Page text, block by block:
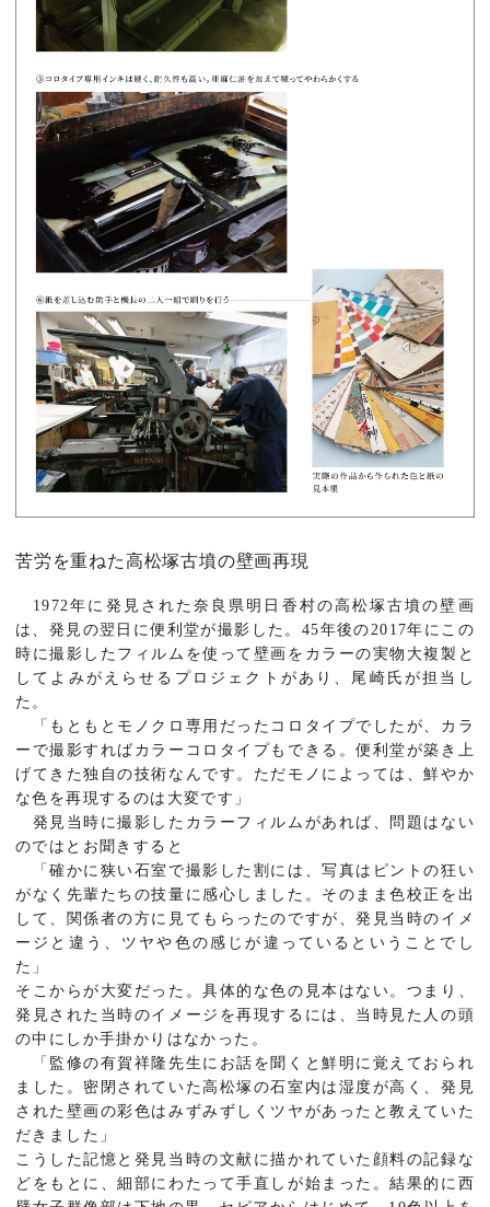
苦労を重ねた高松塚古墳の壁画再現
1972年に発見された奈良県明日香村の高松塚古墳の壁画
は、発見の翌日に便利堂が撮影した。45年後の2017年にこの
時に撮影したフィルムを使って壁画をカラーの実物大複製と
してよみがえらせるプロジェクトがあり、尾崎氏が担当し
た。
「もともとモノクロ専用だったコロタイプでしたが、カラ
ーで撮影すればカラーコロタイプもできる。便利堂が築き上
げてきた独自の技術なんです。ただモノによっては、鮮やか
な色を再現するのは大変です」
発見当時に撮影したカラーフィルムがあれば、問題はない
のではとお聞きすると
「確かに狭い石室で撮影した割には、写真はピントの狂い
がなく先輩たちの技量に感心しました。そのまま色校正を出
して、関係者の方に見てもらったのですが、発見当時のイメ
ージと違う、ツヤや色の感じが違っているということでし
た」
そこからが大変だった。具体的な色の見本はない。つまり、
発見された当時のイメージを再現するには、当時見た人の頭
の中にしか手掛かりはなかった。
「監修の有賀祥隆先生にお話を聞くと鮮明に覚えておられ
ました。密閉されていた高松塚の石室内は湿度が高く、発見
された壁画の彩色はみずみずしくツヤがあったと教えていた
だきました」
こうした記憶と発見当時の文献に描かれていた顔料の記録な
どをもとに、細部にわたって手直しが始まった。結果的に西